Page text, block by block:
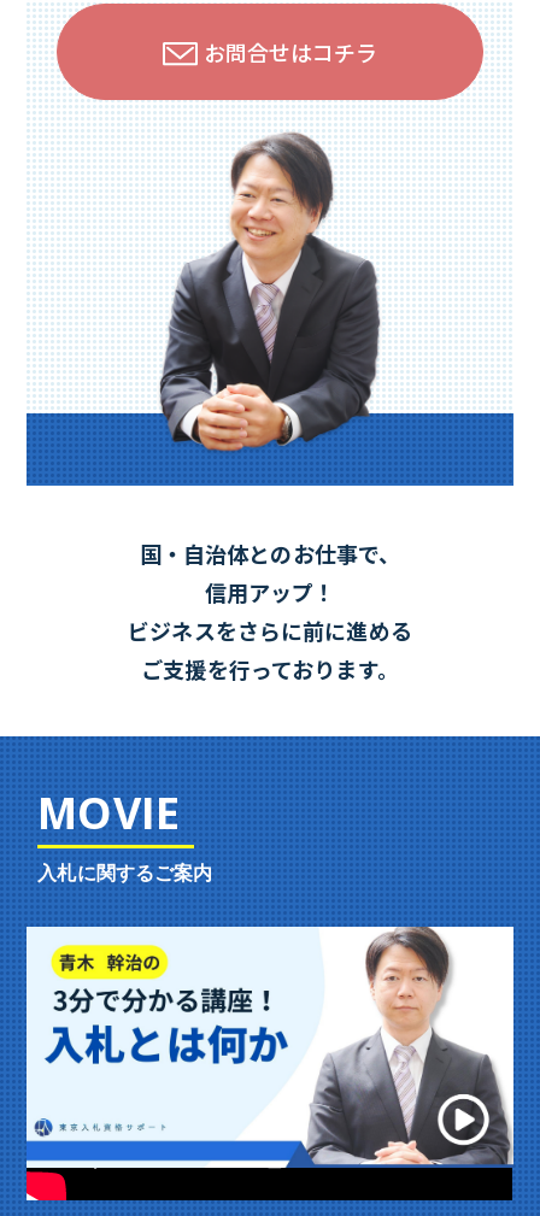
お問合せはコチラ
国・自治体とのお仕事で、
信用アップ！
ビジネスをさらに前に進める
ご支援を行っております。
MOVIE
入札に関するご案内